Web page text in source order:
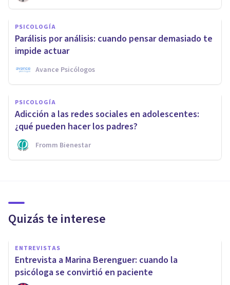
PSICOLOGÍA
Parálisis por análisis: cuando pensar demasiado te
impide actuar
Avance Psicólogos
PSICOLOGÍA
Adicción a las redes sociales en adolescentes:
¿qué pueden hacer los padres?
Fromm Bienestar
Quizás te interese
ENTREVISTAS
Entrevista a Marina Berenguer: cuando la
psicóloga se convirtió en paciente